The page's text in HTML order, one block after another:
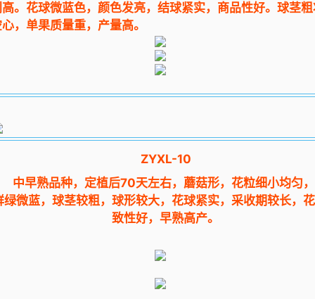
。花球微蓝色，颜色发亮， 结球紧实，商品性好。球茎
，单果质量重，产量高。
ZYXL-10
早熟品种，定植后70天左右，蘑菇形，花粒细小均匀
绿微蓝，球茎较粗，球形较大，花球紧实，采收期较长，
致性好，早熟高产。